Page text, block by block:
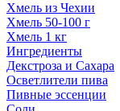
Хмель из Чехии
Хмель 50-100 г
Хмель 1 кг
Ингредиенты
Декстроза и Сахара
Осветлители пива
Пивные эссенции